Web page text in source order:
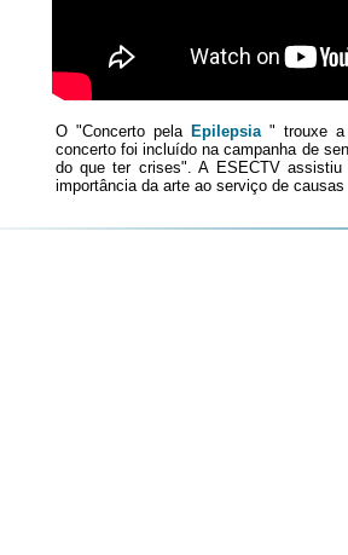
O "Concerto pela Epilepsia" trouxe a
concerto foi incluído na campanha de
do que ter crises". A ESECTV
importância da arte ao serviço de